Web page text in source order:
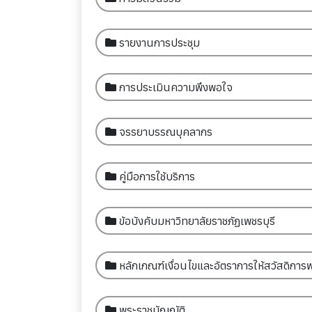
รายงานการประชุม
การประเมินความพึงพอใจ
จรรยาบรรณบุคลากร
คู่มือการใช้บริการ
ข้อบังคับมหาวิทยาลัยราชภัฏเพชรบุรี
หลักเกณฑ์เงื่อนไขและอัตราการให้สวัสดิกา